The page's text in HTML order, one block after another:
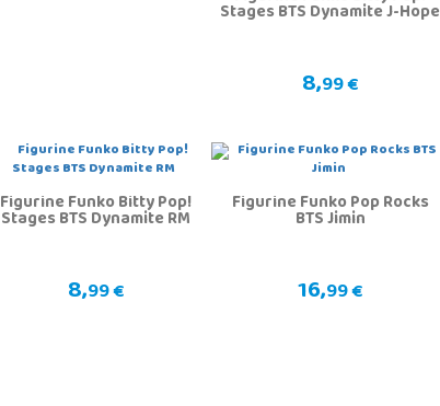
Stages BTS Dynamite J-Hope
8,99 €
Figurine Funko Bitty Pop!
Stages BTS Dynamite RM
8,99 €
Figurine Funko Pop Rocks
BTS Jimin
16,99 €